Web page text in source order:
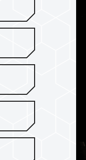
効率を
リコンを使用し
搭載した電源管
動作をより安定